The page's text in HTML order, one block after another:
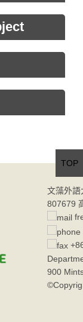
文藻外
807679
900
TOP